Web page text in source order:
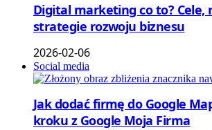
Digital marketing co to? Cele,
strategie rozwoju biznesu
2026-02-06
Social media
Jak dodać firmę do Google
kroku z Google Moja Firma